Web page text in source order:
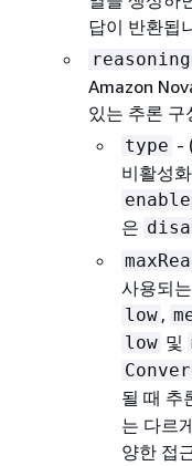
답이 반환됩
Amazon
있는 추론 구
type -
비활성
은
사용되
low ,
low 및
될 때 추
는 다르
양한 접